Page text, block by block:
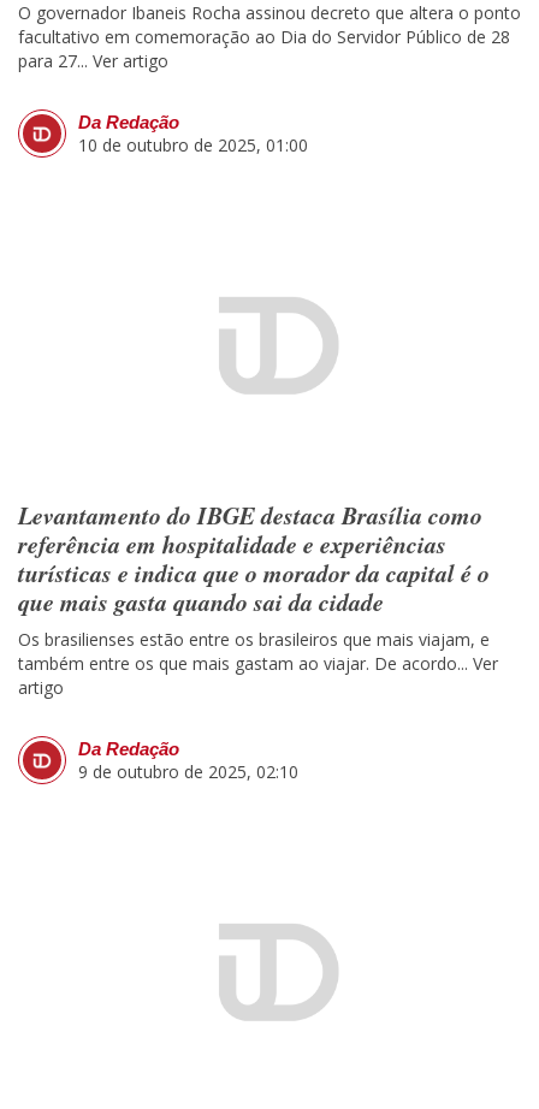
O governador Ibaneis Rocha assinou decreto que altera o ponto
facultativo em comemoração ao Dia do Servidor Público de 28
para 27... Ver artigo
Da Redação
10 de outubro de 2025, 01:00
Levantamento do IBGE destaca Brasília como
referência em hospitalidade e experiências
turísticas e indica que o morador da capital é o
que mais gasta quando sai da cidade
Os brasilienses estão entre os brasileiros que mais viajam, e
também entre os que mais gastam ao viajar. De acordo... Ver
artigo
Da Redação
9 de outubro de 2025, 02:10